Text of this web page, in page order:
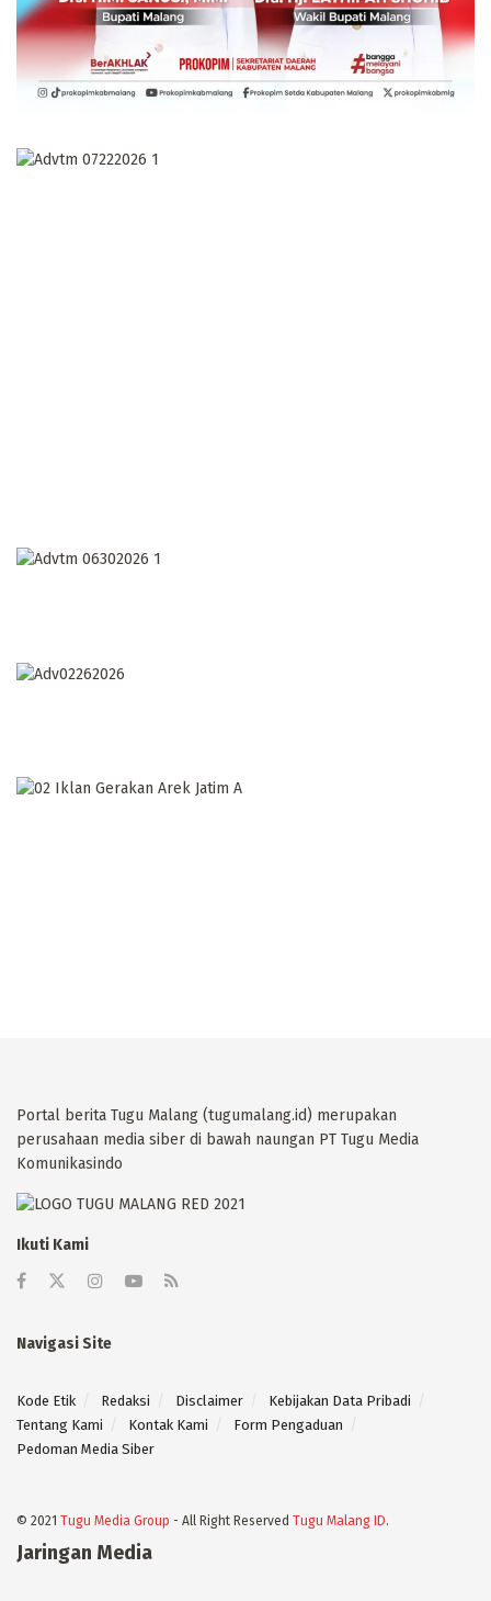
Portal berita Tugu Malang (tugumalang.id) merupakan
perusahaan media siber di bawah naungan PT Tugu Media
Komunikasindo
Ikuti Kami
Navigasi Site
Kode Etik Redaksi Disclaimer
Kebijakan Data Pribadi
Tentang Kami
Kontak Kami
Form Pengaduan
Pedoman Media Siber
© 2021 Tugu Media Group - All Right Reserved Tugu Malang ID.
Jaringan Media